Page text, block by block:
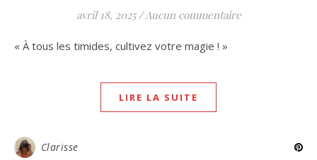
avril 18, 2025 / Aucun commentaire
« À tous les timides, cultivez votre magie ! »
LIRE LA SUITE
Clarisse